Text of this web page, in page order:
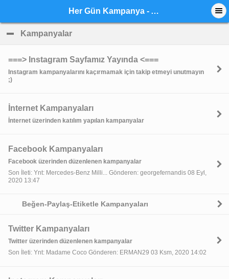
Her Gün Kampanya - Anasayfa
Kampanyalar
===> Instagram Sayfamız Yayında <===
Instagram kampanyalarını kaçırmamak için takip etmeyi unutmayın
;)
İnternet Kampanyaları
İnternet üzerinden katılım yapılan kampanyalar
Facebook Kampanyaları
Facebook üzerinden düzenlenen kampanyalar
Son İleti: Ynt: Mercedes-Benz Milli... Gönderen: georgefernandis 08 Eyl,
2020 13:47
Beğen-Paylaş-Etiketle Kampanyaları
Twitter Kampanyaları
Twitter üzerinden düzenlenen kampanyalar
Son İleti: Ynt: Madame Coco Gönderen: ERMAN29 03 Ksm, 2020 14:02